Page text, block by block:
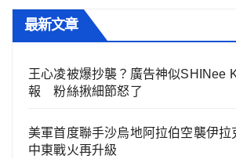
最新文章
王心凌被爆抄襲？廣告神似SHINee
報 粉絲揪細節怒了
美軍首度聯手沙烏地阿拉伯空襲伊拉
中東戰火再升級